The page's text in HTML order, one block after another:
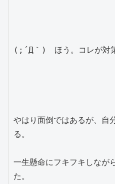
(;´Д｀)　ほう。コレが対
やはり面倒ではあるが、自
る。
一生懸命にフキフキしなが
た。